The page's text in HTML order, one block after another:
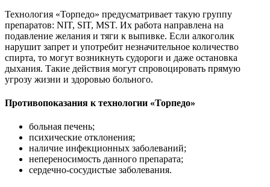
Технология «Торпедо» предусматривает такую группу
препаратов: NIT, SIT, MST. Их работа направлена на
подавление желания и тяги к выпивке. Если алкоголик
нарушит запрет и употребит незначительное количество
спирта, то могут возникнуть судороги и даже остановка
дыхания. Такие действия могут спровоцировать прямую
угрозу жизни и здоровью больного.
Противопоказания к технологии «Торпедо»
больная печень;
психические отклонения;
наличие инфекционных заболеваний;
непереносимость данного препарата;
сердечно-сосудистые заболевания.